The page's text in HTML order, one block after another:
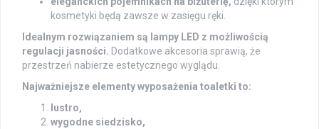
kosmetyki będą zawsze w zasięgu ręki.
Idealnym rozwiązaniem są lampy LED z możliwością
regulacji jasności. Dodatkowe akcesoria sprawią, że
przestrzeń nabierze estetycznego wyglądu.
Najważniejsze elementy wyposażenia toaletki to:
lustro,
wygodne siedzisko,